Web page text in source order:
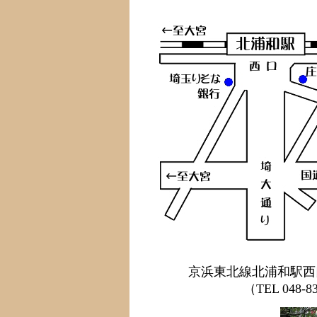
京浜東北線北浦和駅
（TEL 048-832-